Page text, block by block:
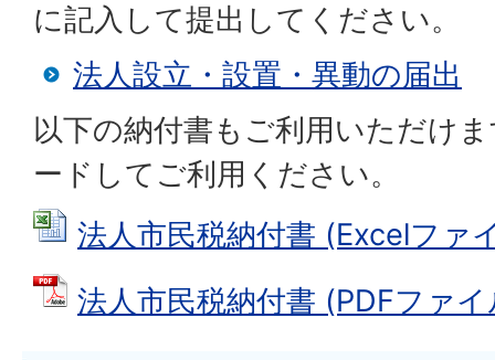
に記入して提出してください。
法人設立・設置・異動の届出
以下の納付書もご利用いただけ
ードしてご利用ください。
法人市民税納付書 (Excelファ
法人市民税納付書 (PDFファ